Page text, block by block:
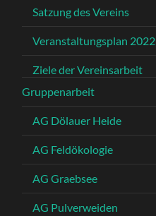
Satzung des Vereins
Veranstaltungsplan 2022
Ziele der Vereinsarbeit
Gruppenarbeit
AG Dölauer Heide
AG Feldökologie
AG Graebsee
AG Pulverweiden